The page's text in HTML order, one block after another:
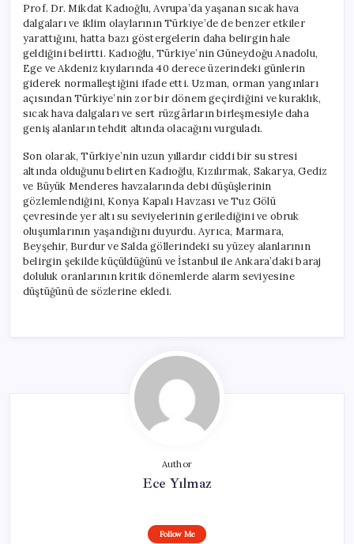
Prof. Dr. Mikdat Kadıoğlu, Avrupa’da yaşanan sıcak hava
dalgaları ve iklim olaylarının Türkiye’de de benzer etkiler
yarattığını, hatta bazı göstergelerin daha belirgin hale
geldiğini belirtti. Kadıoğlu, Türkiye’nin Güneydoğu Anadolu,
Ege ve Akdeniz kıyılarında 40 derece üzerindeki günlerin
giderek normalleştiğini ifade etti. Uzman, orman yangınları
açısından Türkiye’nin zor bir dönem geçirdiğini ve kuraklık,
sıcak hava dalgaları ve sert rüzgârların birleşmesiyle daha
geniş alanların tehdit altında olacağını vurguladı.
Son olarak, Türkiye’nin uzun yıllardır ciddi bir su stresi
altında olduğunu belirten Kadıoğlu, Kızılırmak, Sakarya, Gediz
ve Büyük Menderes havzalarında debi düşüşlerinin
gözlemlendiğini, Konya Kapalı Havzası ve Tuz Gölü
çevresinde yer altı su seviyelerinin gerilediğini ve obruk
oluşumlarının yaşandığını duyurdu. Ayrıca, Marmara,
Beyşehir, Burdur ve Salda göllerindeki su yüzey alanlarının
belirgin şekilde küçüldüğünü ve İstanbul ile Ankara’daki baraj
doluluk oranlarının kritik dönemlerde alarm seviyesine
düştüğünü de sözlerine ekledi.
Author
Ece Yılmaz
Follow Me